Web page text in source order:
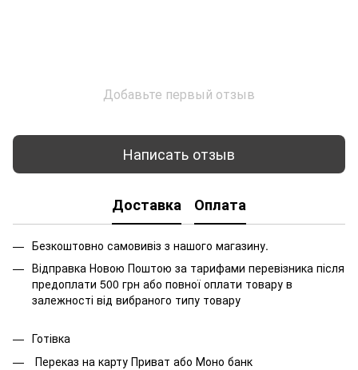
Добавьте первый отзыв
Написать отзыв
Доставка Оплата
Безкоштовно самовивіз з нашого магазину.
Відправка Новою Поштою за тарифами перевізника після
предоплати 500 грн або повної оплати товару в
залежності від вибраного типу товару
Готівка
Переказ на карту Приват або Моно банк